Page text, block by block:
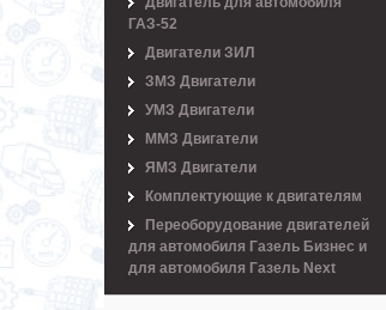
ГАЗ-52
Двигатели ЗИЛ
ЗМЗ Двигатели
УМЗ Двигатели
ММЗ Двигатели
ЯМЗ Двигатели
Комплектующие к двигателям
Переоборудование двигателей
для автомобиля Газель Бизнес и
для автомобиля Газель Next